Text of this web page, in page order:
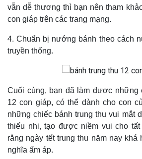
vẫn dễ thương thì bạn nên tham
con giáp trên các trang mạng.
4. Chuẩn bị nướng bánh theo cách
truyền thống.
Cuối cùng, bạn đã làm được những
12 con giáp, có thể dành cho con
những chiếc bánh trung thu vui mắt
thiếu nhi, tạo được niềm vui cho
rằng ngày tết trung thu năm nay
nghĩa ấm áp.